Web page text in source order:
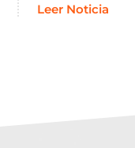
Leer Noticia